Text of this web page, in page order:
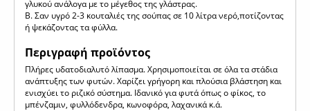
γλυκού ανάλογα με το μέγεθος της γλάστρας.
Β. Σαν υγρό 2-3 κουταλιές της σούπας σε 10 λίτρα νερό,ποτίζοντας
ή ψεκάζοντας τα φύλλα.
Περιγραφή προϊόντος
Πλήρες υδατοδιαλυτό λίπασμα. Χρησιμοποιείται σε όλα τα στάδια
ανάπτυξης των φυτών. Χαρίζει γρήγορη και πλούσια βλάστηση και
ενισχύει το ριζικό σύστημα. Ιδανικό για φυτά όπως ο φίκος, το
μπένζαμιν, φυλλόδενδρα, κωνοφόρα, λαχανικά κ.ά.